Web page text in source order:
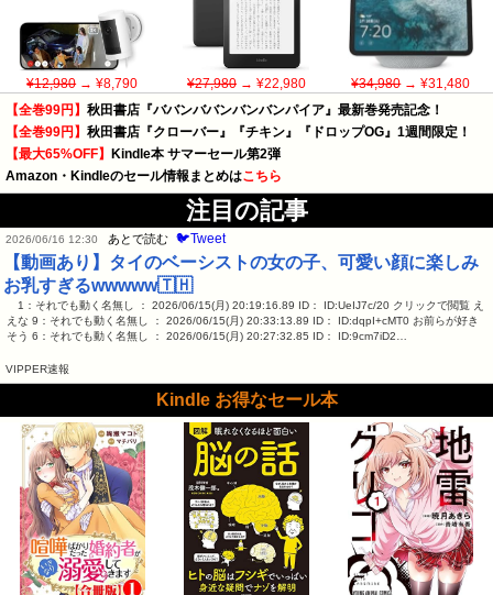
¥12,980→ ¥8,790 ¥27,980→ ¥22,980 ¥34,980→ ¥31,480
【全巻99円】 秋田書店『ババンババンバンバンパイア』最新巻発売記念！
【全巻99円】 秋田書店『クローバー』『チキン』『ドロップOG』1週間限定！
【最大65%OFF】 Kindle本 サマーセール第2弾
Amazon・Kindleのセール情報まとめはこちら
注目の記事
2026/06/16 12:30 あとで読む 🐦Tweet
【動画あり】タイのベーシストの女の子、可愛い顔に楽しみ
お乳すぎるwwwww🇹🇭
1：それでも動く名無し ： 2026/06/15(月) 20:19:16.89 ID： ID:UeIJ7c/20 クリックで閲覧 え
えな 9：それでも動く名無し ： 2026/06/15(月) 20:33:13.89 ID： ID:dqpI+cMT0 お前らが好き
そう 6：それでも動く名無し ： 2026/06/15(月) 20:27:32.85 ID： ID:9cm7iD2…
VIPPER速報
Kindle お得なセール本